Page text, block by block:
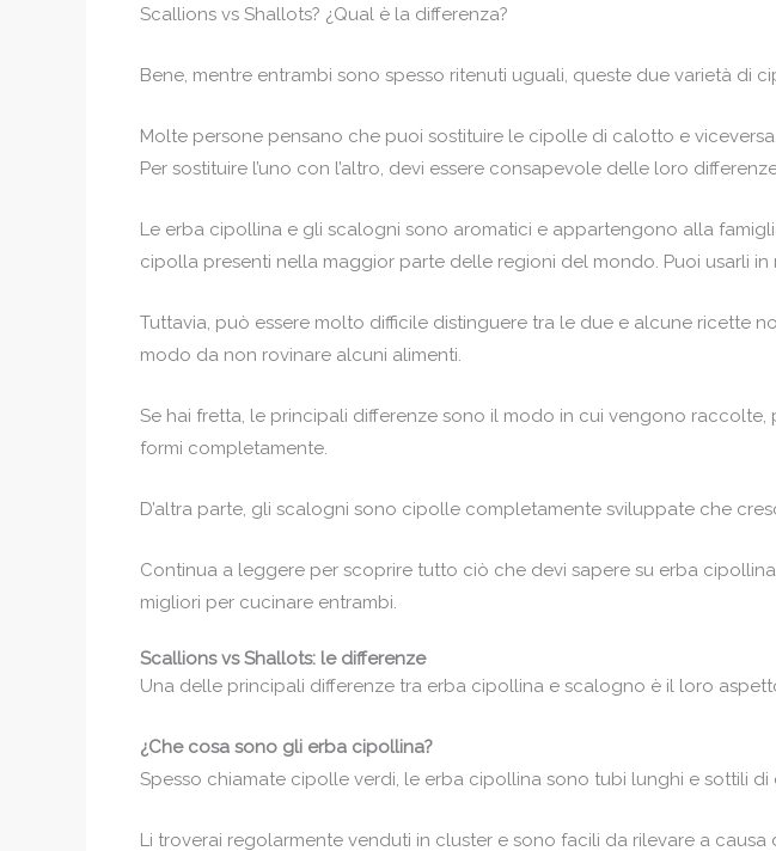
Scallions vs Shallots? ¿Qual è la differenza?
Bene, mentre entrambi sono spesso ritenuti uguali, queste due varietà di
Molte persone pensano che puoi sostituire le cipolle di calotto e
Per sostituire l’uno con l’altro, devi essere consapevole delle loro
Le erba cipollina e gli scalogni sono aromatici e appartengono alla
cipolla presenti nella maggior parte delle regioni del mondo. Puoi usarli
Tuttavia, può essere molto difficile distinguere tra le due e alcune ricette
modo da non rovinare alcuni alimenti.
Se hai fretta, le principali differenze sono il modo in cui vengono
formi completamente.
D’altra parte, gli scalogni sono cipolle completamente sviluppate che
Continua a leggere per scoprire tutto ciò che devi sapere su erba
migliori per cucinare entrambi.
Scallions vs Shallots: le differenze
Una delle principali differenze tra erba cipollina e scalogno è il loro
¿Che cosa sono gli erba cipollina?
Spesso chiamate cipolle verdi, le erba cipollina sono tubi lunghi e sottili
Li troverai regolarmente venduti in cluster e sono facili da rilevare a